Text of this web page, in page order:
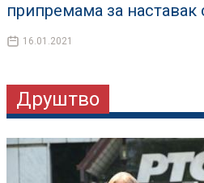
припремама за наставак
16.01.2021
Друштво